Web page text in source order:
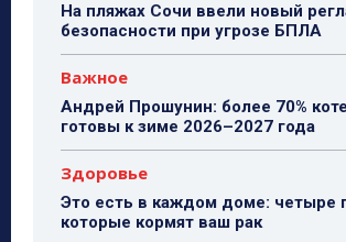
На пляжах Сочи ввели новый
безопасности при угрозе БПЛА
Важное
Андрей Прошунин: более 70%
готовы к зиме 2026–2027 года
Здоровье
Это есть в каждом доме: четыре
которые кормят ваш рак